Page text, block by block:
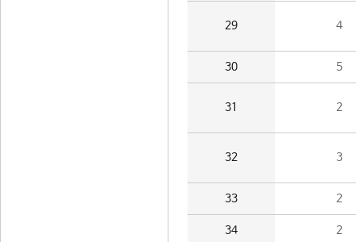
29 4
30 5
31 2
32 3
33 2
34 2